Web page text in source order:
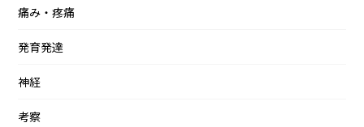
痛み・疼痛
発育発達
神経
考察